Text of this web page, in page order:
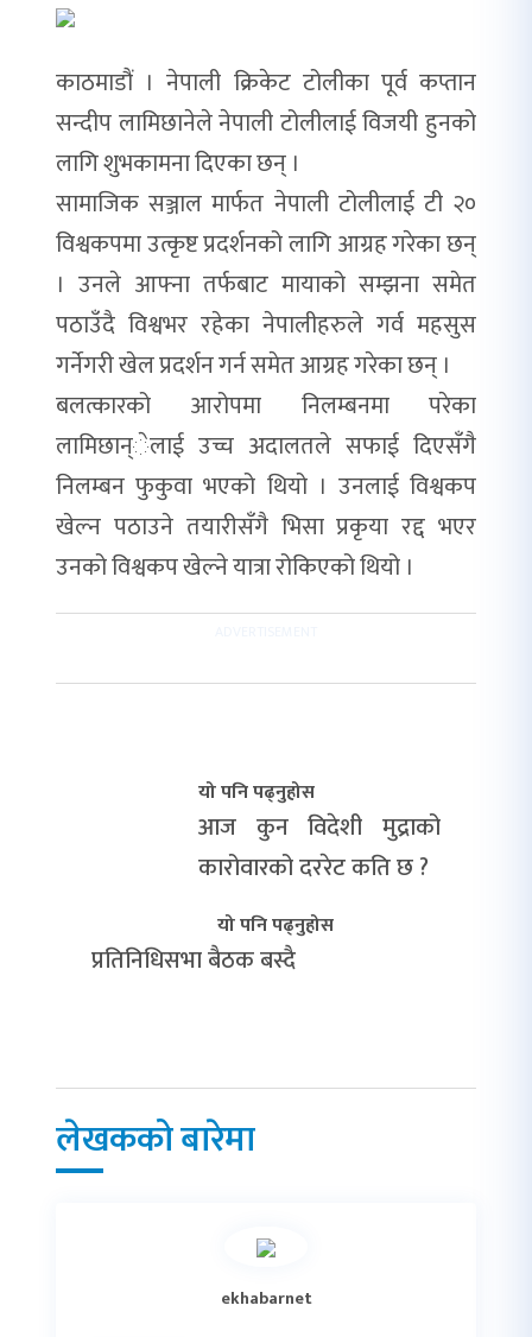
काठमाडौं । नेपाली क्रिकेट टोलीका पूर्व कप्तान
सन्दीप लामिछानेले नेपाली टोलीलाई विजयी हुनको
लागि शुभकामना दिएका छन् ।
सामाजिक सञ्जाल मार्फत नेपाली टोलीलाई टी २०
विश्वकपमा उत्कृष्ट प्रदर्शनको लागि आग्रह गरेका छन्
। उनले आफ्ना तर्फबाट मायाको सम्झना समेत
पठाउँदै विश्वभर रहेका नेपालीहरुले गर्व महसुस
गर्नेगरी खेल प्रदर्शन गर्न समेत आग्रह गरेका छन् ।
बलत्कारको आरोपमा निलम्बनमा परेका
लामिछान्ेलाई उच्च अदालतले सफाई दिएसँगै
निलम्बन फुकुवा भएको थियो । उनलाई विश्वकप
खेल्न पठाउने तयारीसँगै भिसा प्रकृया रद्द भएर
उनको विश्वकप खेल्ने यात्रा रोकिएको थियो ।
यो पनि पढ्नुहोस
आज कुन विदेशी मुद्राको
कारोवारको दररेट कति छ ?
यो पनि पढ्नुहोस
प्रतिनिधिसभा बैठक बस्दै
लेखकको बारेमा
ekhabarnet